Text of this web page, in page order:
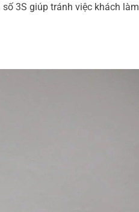
3S giúp tránh việc khách làm